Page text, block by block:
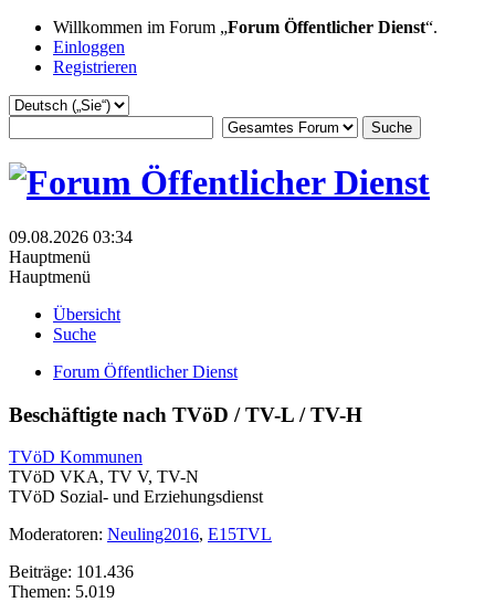
Willkommen im Forum „Forum Öffentlicher Dienst“.
Einloggen
Registrieren
09.08.2026 03:34
Hauptmenü
Hauptmenü
Übersicht
Suche
Forum Öffentlicher Dienst
Beschäftigte nach TVöD / TV-L / TV-H
TVöD Kommunen
TVöD VKA, TV V, TV-N
TVöD Sozial- und Erziehungsdienst
Moderatoren: Neuling2016, E15TVL
Beiträge: 101.436
Themen: 5.019